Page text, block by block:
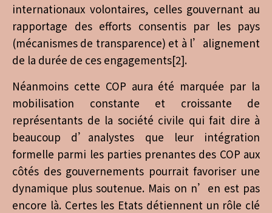
internationaux volontaires, celles gouvernant au
rapportage des efforts consentis par les pays
(mécanismes de transparence) et à l’alignement
de la durée de ces engagements[2].
Néanmoins cette COP aura été marquée par la
mobilisation constante et croissante de
représentants de la société civile qui fait dire à
beaucoup d’analystes que leur intégration
formelle parmi les parties prenantes des COP aux
côtés des gouvernements pourrait favoriser une
dynamique plus soutenue. Mais on n’en est pas
encore là. Certes les Etats détiennent un rôle clé